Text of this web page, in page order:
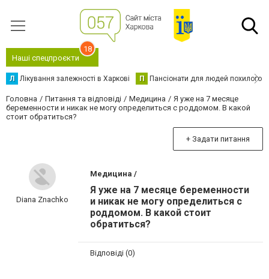
Наші спецпроєкти
18
Л Лікування залежності в Харкові П Пансіонати для людей похилого
Головна Питання та відповіді Медицина
Я уже на 7 месяце
беременности и никак не могу определиться с роддомом. В какой
стоит обратиться?
+ Задати питання
Diana Znachko
Медицина /
Я уже на 7 месяце беременности
и никак не могу определиться с
роддомом. В какой стоит
обратиться?
Відповіді (0)